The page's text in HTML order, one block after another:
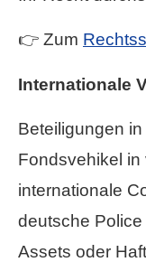
👉 Zum
Internationale
Beteiligungen
Fondsvehikel
internationale
deutsche
Assets oder